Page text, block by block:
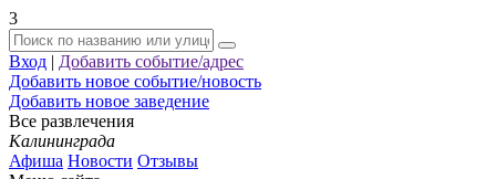
3
Вход | Добавить событие/адрес
Добавить новое событие/новость
Добавить новое заведение
Все развлечения
Калининграда
Афиша Новости Отзывы